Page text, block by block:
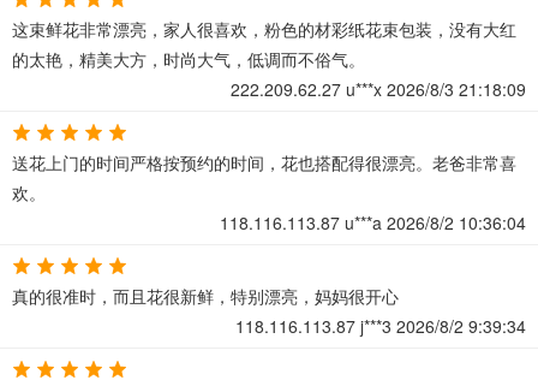
这束鲜花非常漂亮，家人很喜欢，粉色的材彩纸花束包装，没有大红
的太艳，精美大方，时尚大气，低调而不俗气。
222.209.62.27 u***x 2026/8/3 21:18:09
送花上门的时间严格按预约的时间，花也搭配得很漂亮。老爸非常喜
欢。
118.116.113.87 u***a 2026/8/2 10:36:04
真的很准时，而且花很新鲜，特别漂亮，妈妈很开心
118.116.113.87 j***3 2026/8/2 9:39:34